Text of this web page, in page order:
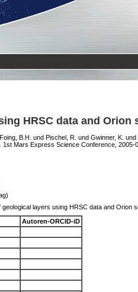
HRSC data and Orion
Foing, B.H. und Pischel, R. und Gwinner, K. und
1st Mars Express Science Conference,
geological layers using HRSC data and Orion
Autoren-ORCID-iD